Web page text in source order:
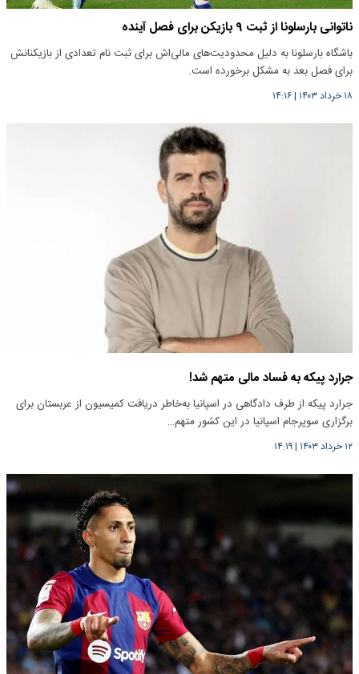
ناتوانی بارسلونا از ثبت ۹ بازیکن برای فصل آینده
باشگاه بارسلونا به دلیل محدودیت‌های مالی‌اش برای ثبت نام تعدادی از بازیکنانش
برای فصل بعد به مشکل برخورده است.
۱۸ خرداد ۱۴۰۳ |۱۴:۱۶
جرارد پیکه به فساد مالی متهم شد!‌
جرارد پیکه از طرف دادگاهی در اسپانیا به‌خاطر دریافت کمیسیون از ‌عربستان برای
برگزاری سوپرجام اسپانیا در این کشور متهم…
۱۲ خرداد ۱۴۰۳ |۱۴:۱۹